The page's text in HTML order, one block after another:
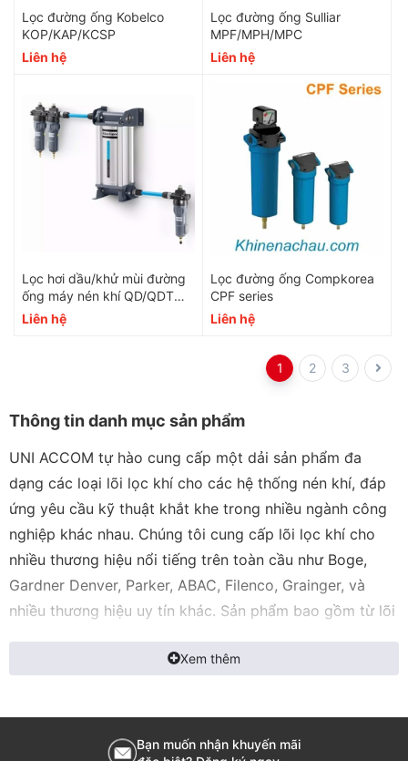
Lọc đường ống Kobelco
KOP/KAP/KCSP
Liên hệ
Lọc đường ống Sulliar
MPF/MPH/MPC
Liên hệ
Lọc hơi dầu/khử mùi đường
ống máy nén khí QD/QDT
Atlas Copco
Liên hệ
Lọc đường ống Compkorea
CPF series
Liên hệ
1 2 3
Thông tin danh mục sản phẩm
UNI ACCOM tự hào cung cấp một dải sản phẩm đa
dạng các loại lõi lọc khí cho các hệ thống nén khí, đáp
ứng yêu cầu kỹ thuật khắt khe trong nhiều ngành công
nghiệp khác nhau. Chúng tôi cung cấp lõi lọc khí cho
nhiều thương hiệu nổi tiếng trên toàn cầu như Boge,
Gardner Denver, Parker, ABAC, Filenco, Grainger, và
nhiều thương hiệu uy tín khác. Sản phẩm bao gồm từ lõi
Ultrafilter, đảm bảo hiệu quả lọc cao, giảm thiểu tối đa
như Orion, SMC, Donaldson, Hankison, Ingersoll Rand,
Xem thêm
Bạn muốn nhận khuyến mãi